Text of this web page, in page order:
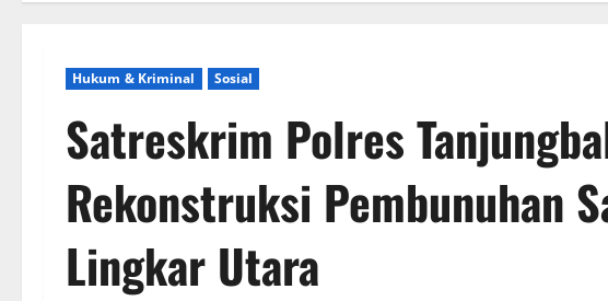
Hukum & Kriminal Sosial
Satreskrim Polres
Rekonstruksi Pembunuhan
Lingkar Utara